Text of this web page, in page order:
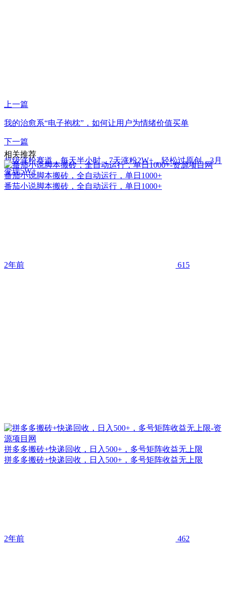
上一篇
我的治愈系“电子抱枕”，如何让用户为情绪价值买单
下一篇
超级涨粉赛道，每天半小时，7天涨粉2W+，轻松过原创，3月
变现5W+
相关推荐
番茄小说脚本搬砖，全自动运行，单日1000+
番茄小说脚本搬砖，全自动运行，单日1000+
2年前 615
拼多多搬砖+快递回收，日入500+，多号矩阵收益无上限
拼多多搬砖+快递回收，日入500+，多号矩阵收益无上限
2年前 462